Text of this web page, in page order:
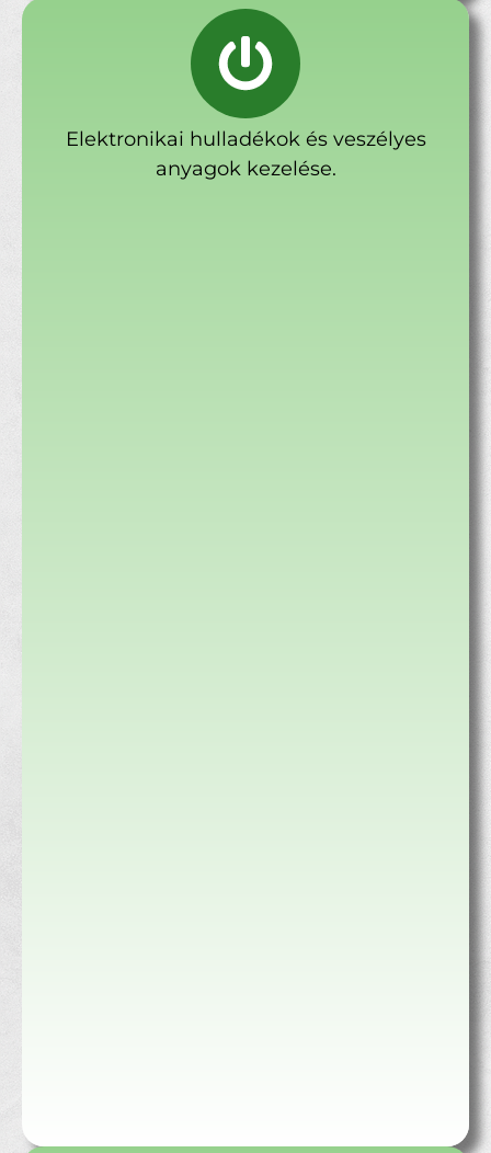
Elektronikai hulladékok és veszélyes
anyagok kezelése.